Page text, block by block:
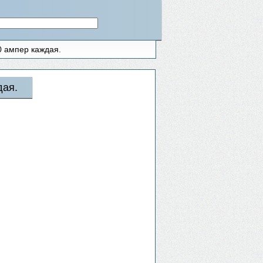
ампер каждая.